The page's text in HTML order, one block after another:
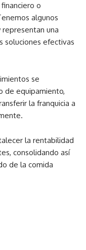
o
algunos
una
soluciones efectivas
se
de equipamiento,
la franquicia a
la rentabilidad
consolidando así
de la comida